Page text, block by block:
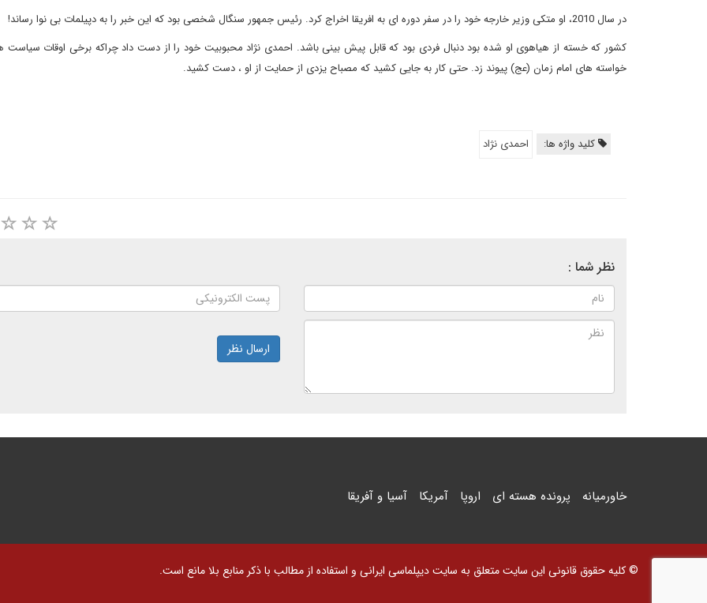
در سال 2010، او متکی وزیر خارجه خود را در سفر دوره ای به افریقا اخراج کرد. رئیس جمهور سنگال شخصی بود که این خبر را به دپیلمات بی نوا رساند!
کشور که خسته از هیاهوی او شده بود دنبال فردی بود که قابل پیش بینی باشد. احمدی نژاد محبوبیت خود را از دست داد چراکه برخی اوقات سیاست
خواسته های امام زمان (عج) پیوند زد. حتی کار به جایی کشید که مصباح یزدی از حمایت از او ، دست کشید.
کلید واژه ها: احمدی نژاد
نظر شما :
ارسال نظر
خاورمیانه پرونده هسته ای اروپا آمریکا آسیا و آفریقا
© کلیه حقوق قانونی این سایت متعلق به سایت دیپلماسی ایرانی و استفاده از مطالب با ذکر منابع بلا مانع است.